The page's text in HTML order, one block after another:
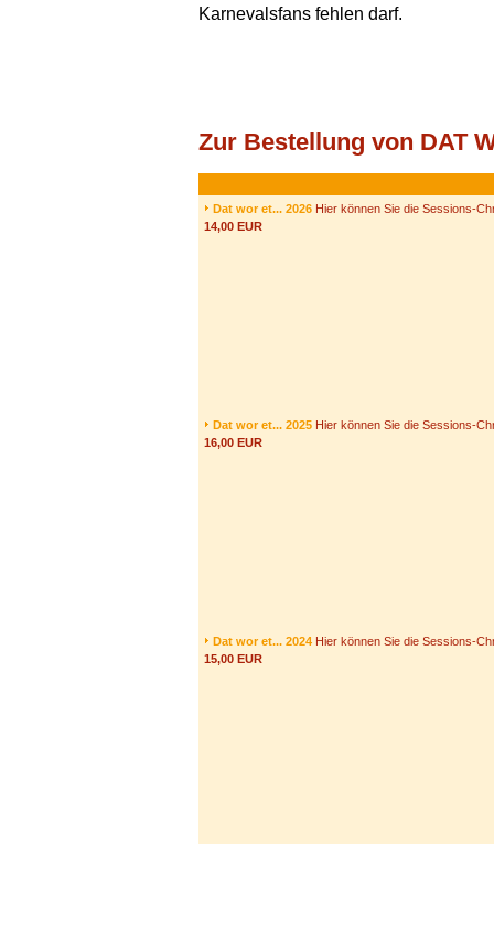
Karnevalsfans fehlen darf.
Zur Bestellung von DAT
Dat wor et... 2026 Hier können Sie die Sessions-
14,00 EUR
Dat wor et... 2025 Hier können Sie die Sessions-
16,00 EUR
Dat wor et... 2024 Hier können Sie die Sessions-
15,00 EUR